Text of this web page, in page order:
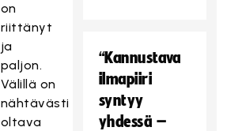
on
riittänyt
ja
paljon.
Välillä on
nähtävästi
oltava
“Kannustava
ilmapiiri
syntyy
yhdessä –